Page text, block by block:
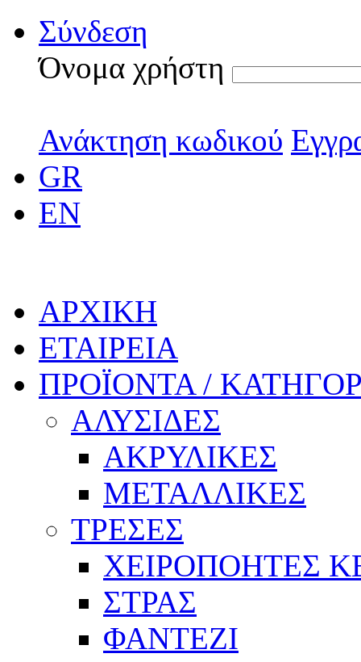
Σύνδεση
Όνομα χρήστη
Ανάκτηση κωδικού
GR
EN
ΑΡΧΙΚΗ
ΕΤΑΙΡΕΙΑ
ΠΡΟΪΟΝΤΑ /
ΑΛΥΣΙΔΕΣ
ΑΚΡΥΛΙΚΕΣ
ΜΕΤΑΛΛΙΚΕΣ
ΤΡΕΣΕΣ
ΧΕΙΡΟΠΟΗΤΕΣ
ΣΤΡΑΣ
ΦΑΝΤΕΖΙ